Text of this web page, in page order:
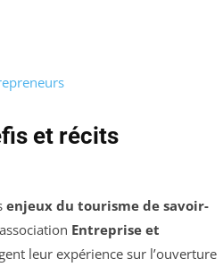
et récits
enjeux du tourisme de savoir-
Entreprise et
leur expérience sur l’ouverture